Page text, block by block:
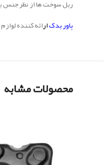
ریل سوخت ها از نظر جنس
پاور یدکارائه کننده
محصولات مشابه